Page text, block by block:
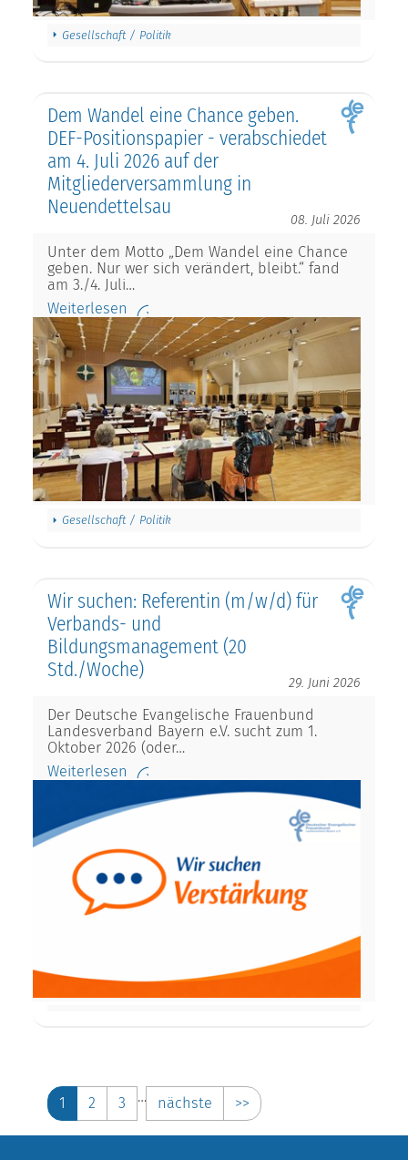
Gesellschaft / Politik
Dem Wandel eine Chance geben.
DEF-Positionspapier - verabschiedet
am 4. Juli 2026 auf der
Mitgliederversammlung in
Neuendettelsau
08. Juli 2026
Unter dem Motto „Dem Wandel eine Chance
geben. Nur wer sich verändert, bleibt.“ fand
am 3./4. Juli…
Weiterlesen
Gesellschaft / Politik
Wir suchen: Referentin (m/w/d) für
Verbands- und
Bildungsmanagement (20
Std./Woche)
29. Juni 2026
Der Deutsche Evangelische Frauenbund
Landesverband Bayern e.V. sucht zum 1.
Oktober 2026 (oder…
Weiterlesen
1 2 3 … nächste >>